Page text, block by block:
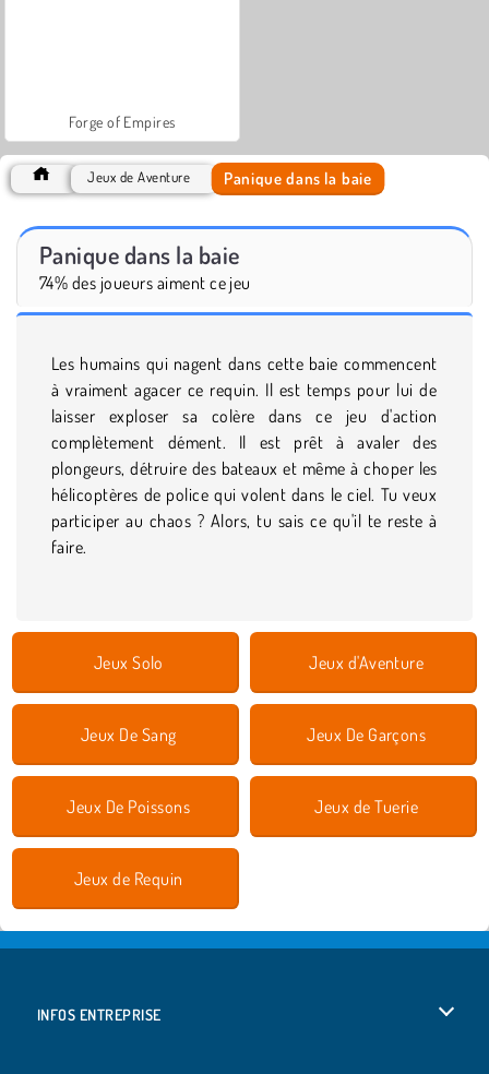
Forge of Empires
Jeux de Aventure Panique dans la baie
Panique dans la baie
74% des joueurs aiment ce jeu
Les humains qui nagent dans cette baie commencent
à vraiment agacer ce requin. Il est temps pour lui de
laisser exploser sa colère dans ce jeu d'action
complètement dément. Il est prêt à avaler des
plongeurs, détruire des bateaux et même à choper les
hélicoptères de police qui volent dans le ciel. Tu veux
participer au chaos ? Alors, tu sais ce qu'il te reste à
faire.
Jeux Solo Jeux d'Aventure
Jeux De Sang Jeux De Garçons
Jeux De Poissons Jeux de Tuerie
Jeux de Requin
INFOS ENTREPRISE